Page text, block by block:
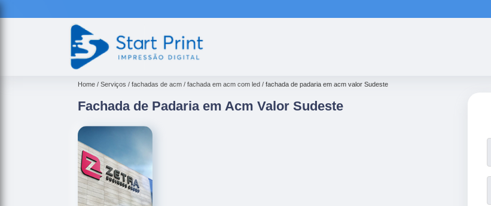
Home Serviços fachadas de acm fachada em acm com led fachada de padaria em acm valor Sudeste
Fachada de Padaria em Acm Valor Sudeste